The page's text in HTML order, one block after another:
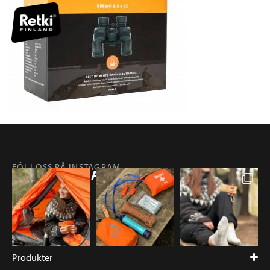
FÖLJ OSS PÅ INSTAGRAM
@RETKIFINLAND
Produkter